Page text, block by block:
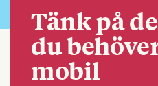
Tänk på
du
mobil